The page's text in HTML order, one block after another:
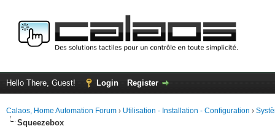
Hello There, Guest! Login Register
Calaos, Home Automation Forum › Utilisation - Installation - Configuration ›
Squeezebox